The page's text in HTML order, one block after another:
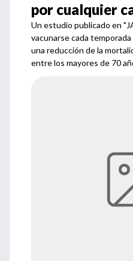
por cualquier
Un estudio publicado en
vacunarse cada
una reducción de la
entre los mayores de 70